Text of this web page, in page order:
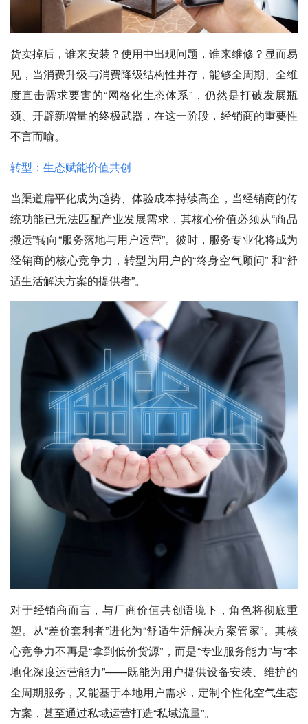
货卖掉后，谁来安装？使用中出现问题，谁来维修？显而易
见，当消费升级与消费降级结构性并存，能够全周期、全维
度直击需求要害的“网格化生态体系”，仍然是打破发展瓶
颈、开辟新增量的终极武器，在这一阶段，经销商的重要性
不言而喻。
转型：生态赋能价值共创
当渠道扁平化成为趋势、体验成本持续高企，当经销商的传
统功能已无法匹配产业发展需求，其核心价值必须从“商品
搬运”转向“服务落地与用户运营”。彼时，服务专业化将成为
经销商的核心竞争力，转型为用户的“终身空气顾问” 和“舒
适生活解决方案的提供者”。
对于经销商而言，与厂商价值共创语境下，角色将彻底重
塑。从“差价套利者”进化为“舒适生活解决方案管家”。其核
心竞争力不再是“拿到低价货源”，而是“专业服务能力”与“本
地化深度运营能力”——既能为用户提供设备安装、维护的
全周期服务，又能基于本地用户需求，定制个性化空气生态
方案，甚至通过私域运营打造“私域流量”。